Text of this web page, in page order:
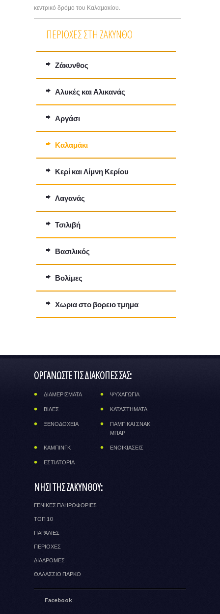
κεντρικό δρόμο του Καλαμακίου.
ΠΕΡΙΟΧΈΣ ΣΤΗ ΖΆΚΥΝΘΟ
Ζάκυνθος
Αλυκές και Αλικανάς
Αργάσι
Καλαμάκι
Κερί και Λίμνη Κερίου
Λαγανάς
Τσιλιβή
Βασιλικός
Βολίμες
Χωρια στο βορειο τμημα
ΟΡΓΑΝΩΣΤΕ ΤΙΣ ΔΙΑΚΟΠΕΣ ΣΑΣ:
ΔΙΑΜΕΡΙΣΜΑΤΑ ΨΥΧΑΓΩΓΙΑ
ΒΙΛΕΣ ΚΑΤΑΣΤΗΜΑΤΑ
ΞΕΝΟΔΟΧΕΙΑ
ΠΑΜΠ ΚΑΙ ΣΝΑΚ
ΜΠΑΡ
ΚΑΜΠΙΝΓΚ ΕΝΟΙΚΙΑΣΕΙΣ
ΕΣΤΙΑΤΟΡΙΑ
ΝΗΣΙ ΤΗΣ ΖΑΚΥΝΘΟΥ:
ΓΕΝΙΚΕΣ ΠΛΗΡΟΦΟΡΙΕΣ
ΤΟΠ 10
ΠΑΡΑΛΙΕΣ
ΠΕΡΙΟΧΕΣ
ΔΙΑΔΡΟΜΕΣ
ΘΑΛΑΣΣΙΟ ΠΑΡΚΟ
Facebook